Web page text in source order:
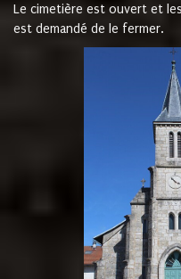
Le cimetière est ouvert et
est demandé de le fermer.